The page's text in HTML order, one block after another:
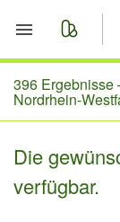
Start
396 Ergebnisse
Nordrhein-
Die
verfügbar.